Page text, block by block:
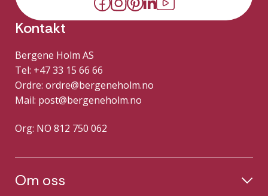
Kontakt
Bergene Holm AS
Tel: +47 33 15 66 66
Ordre: ordre@bergeneholm.no
Mail: post@bergeneholm.no
Org: NO 812 750 062
Om oss